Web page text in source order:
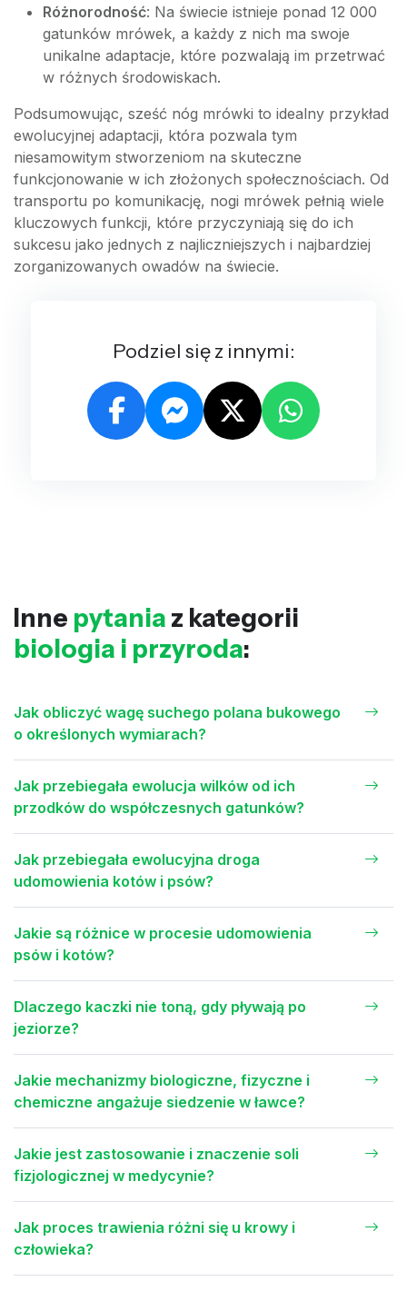
Różnorodność: Na świecie istnieje ponad 12 000
gatunków mrówek, a każdy z nich ma swoje
unikalne adaptacje, które pozwalają im przetrwać
w różnych środowiskach.
Podsumowując, sześć nóg mrówki to idealny przykład
ewolucyjnej adaptacji, która pozwala tym
niesamowitym stworzeniom na skuteczne
funkcjonowanie w ich złożonych społecznościach. Od
transportu po komunikację, nogi mrówek pełnią wiele
kluczowych funkcji, które przyczyniają się do ich
sukcesu jako jednych z najliczniejszych i najbardziej
zorganizowanych owadów na świecie.
Podziel się z innymi:
Inne pytania z kategorii
biologia i przyroda:
Jak obliczyć wagę suchego polana bukowego
o określonych wymiarach?
Jak przebiegała ewolucja wilków od ich
przodków do współczesnych gatunków?
Jak przebiegała ewolucyjna droga
udomowienia kotów i psów?
Jakie są różnice w procesie udomowienia
psów i kotów?
Dlaczego kaczki nie toną, gdy pływają po
jeziorze?
Jakie mechanizmy biologiczne, fizyczne i
chemiczne angażuje siedzenie w ławce?
Jakie jest zastosowanie i znaczenie soli
fizjologicznej w medycynie?
Jak proces trawienia różni się u krowy i
człowieka?